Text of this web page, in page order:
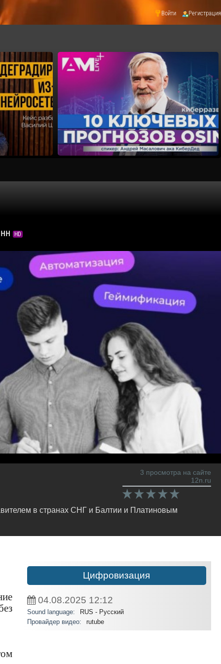
Войти Регистрация
HD
3 просмотра на сайте
12n.ru
в странах СНГ и Балтии и Платиновым
Цифровизация
04.08.2025 12:12
Sound language:
RUS - Русский
Провайдер видео:
rutube